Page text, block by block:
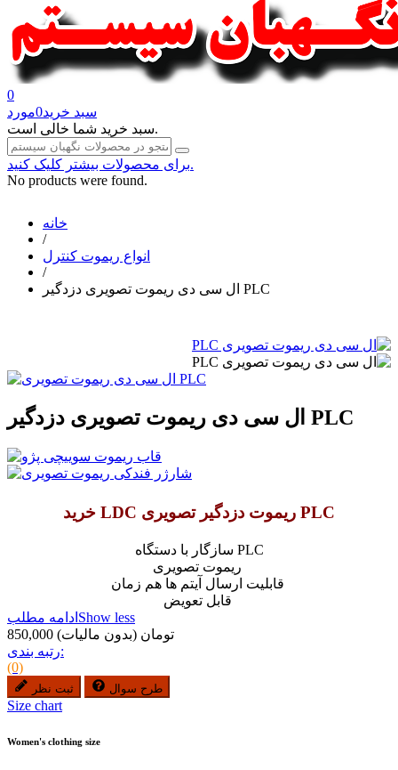
0
سبد خرید0مورد
سبد خرید شما خالی است.
برای محصولات بیشتر کلیک کنید.
No products were found.
خانه
/
انواع ریموت کنترل
/
ال سی دی ریموت تصویری دزدگیر PLC
ال سی دی ریموت تصویری دزدگیر PLC
خرید LDC ریموت دزدگیر تصویری PLC
سازگار با دستگاه PLC
ادامه مطلب Show less
850,000 تومان (بدون مالیات)
رتبه بندی:
(0)
ثبت نظر طرح سوال
Size chart
Women's clothing size